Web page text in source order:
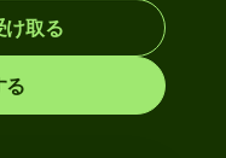
取る
る